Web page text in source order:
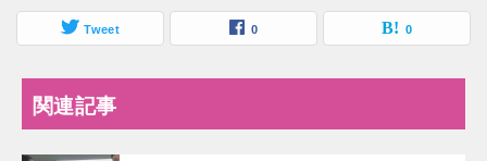
Tweet 0 0
関連記事